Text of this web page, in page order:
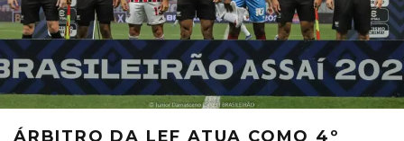
ÁRBITRO DA LEF ATUA COMO 4º